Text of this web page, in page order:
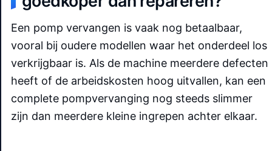
Een pomp vervangen is vaak nog betaalbaar,
vooral bij oudere modellen waar het onderdeel los
verkrijgbaar is. Als de machine meerdere defecten
heeft of de arbeidskosten hoog uitvallen, kan een
complete pompvervanging nog steeds slimmer
zijn dan meerdere kleine ingrepen achter elkaar.